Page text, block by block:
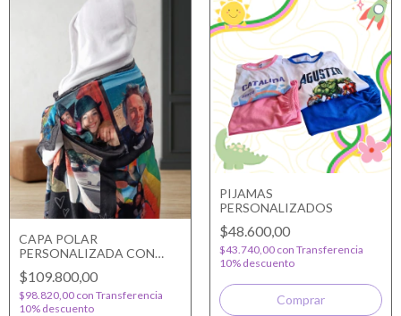
CAPA POLAR
PERSONALIZADA CON
CAPUCHA
$109.800,00
$98.820,00 con Transferencia
10% descuento
PIJAMAS
PERSONALIZADOS
$48.600,00
$43.740,00 con Transferencia
10% descuento
Comprar